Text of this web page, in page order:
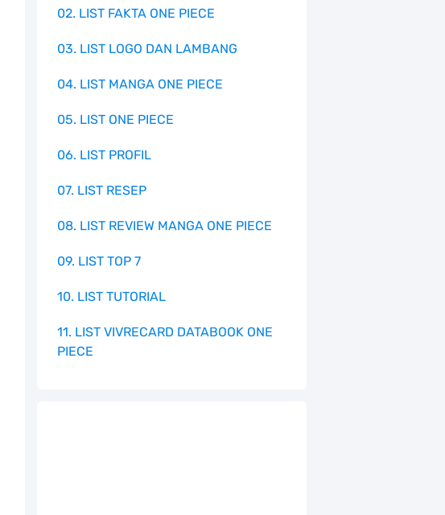
02. LIST FAKTA ONE PIECE
03. LIST LOGO DAN LAMBANG
04. LIST MANGA ONE PIECE
05. LIST ONE PIECE
06. LIST PROFIL
07. LIST RESEP
08. LIST REVIEW MANGA ONE PIECE
09. LIST TOP 7
10. LIST TUTORIAL
11. LIST VIVRECARD DATABOOK ONE
PIECE